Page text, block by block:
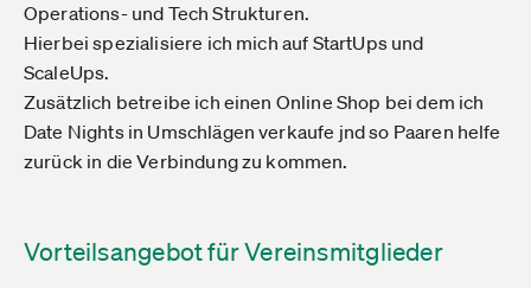
Operations- und Tech Strukturen.
Hierbei spezialisiere ich mich auf StartUps und
ScaleUps.
Zusätzlich betreibe ich einen Online Shop bei dem ich
Date Nights in Umschlägen verkaufe jnd so Paaren helfe
zurück in die Verbindung zu kommen.
Vorteilsangebot für Vereinsmitglieder